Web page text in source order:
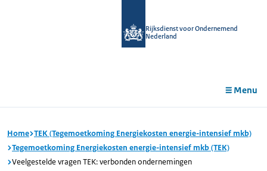
Rijksdienst voor Ondernemend
Nederland
Menu
Home TEK (Tegemoetkoming Energiekosten energie-intensief mkb)
Tegemoetkoming Energiekosten energie-intensief mkb (TEK)
Veelgestelde vragen TEK: verbonden ondernemingen